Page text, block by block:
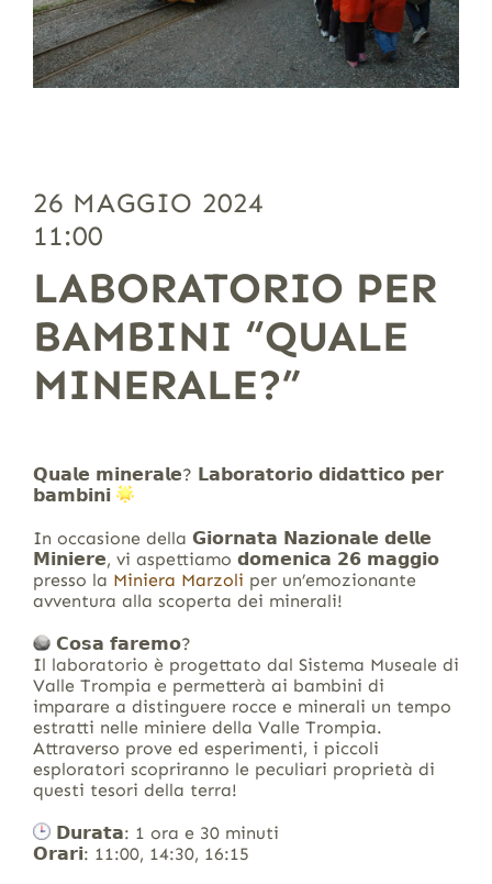
26 MAGGIO 2024
11:00
LABORATORIO PER
BAMBINI “QUALE
MINERALE?”
𝗤𝘂𝗮𝗹𝗲 𝗺𝗶𝗻𝗲𝗿𝗮𝗹𝗲? 𝗟𝗮𝗯𝗼𝗿𝗮𝘁𝗼𝗿𝗶𝗼 𝗱𝗶𝗱𝗮𝘁𝘁𝗶𝗰𝗼 𝗽𝗲𝗿
𝗯𝗮𝗺𝗯𝗶𝗻𝗶
In occasione della 𝗚𝗶𝗼𝗿𝗻𝗮𝘁𝗮 𝗡𝗮𝘇𝗶𝗼𝗻𝗮𝗹𝗲 𝗱𝗲𝗹𝗹𝗲
𝗠𝗶𝗻𝗶𝗲𝗿𝗲, vi aspettiamo 𝗱𝗼𝗺𝗲𝗻𝗶𝗰𝗮 𝟮𝟲 𝗺𝗮𝗴𝗴𝗶𝗼
presso la Miniera Marzoli per un’emozionante
avventura alla scoperta dei minerali!
𝗖𝗼𝘀𝗮 𝗳𝗮𝗿𝗲𝗺𝗼?
Il laboratorio è progettato dal Sistema Museale di
Valle Trompia e permetterà ai bambini di
imparare a distinguere rocce e minerali un tempo
estratti nelle miniere della Valle Trompia.
Attraverso prove ed esperimenti, i piccoli
esploratori scopriranno le peculiari proprietà di
questi tesori della terra!
𝗗𝘂𝗿𝗮𝘁𝗮: 1 ora e 30 minuti
𝗢𝗿𝗮𝗿𝗶: 11:00, 14:30, 16:15